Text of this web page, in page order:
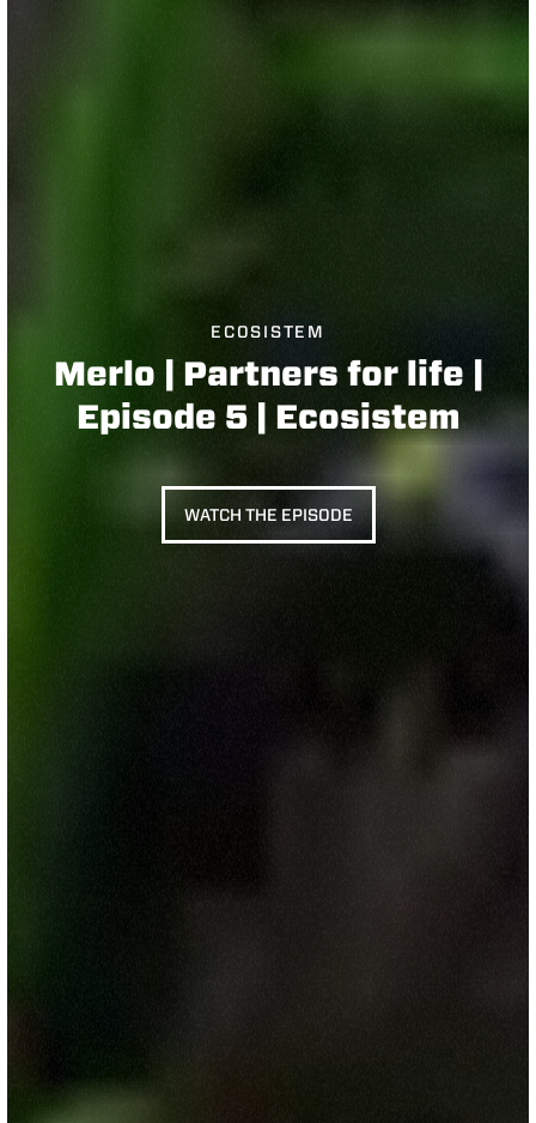
ECOSISTEM
Merlo | Partners for life |
Episode 5 | Ecosistem
WATCH THE EPISODE